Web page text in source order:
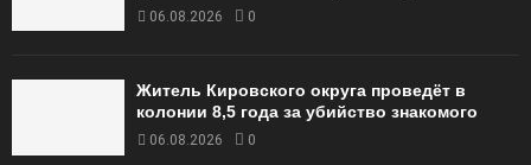
06.08.2026 0
Житель Кировского округа проведёт в
колонии 8,5 года за убийство знакомого
06.08.2026 0